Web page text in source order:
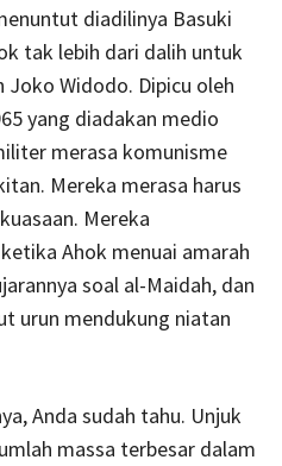
diadilinya Basuki
tak lebih dari dalih untuk
Widodo. Dipicu oleh
yang diadakan medio
merasa komunisme
Mereka merasa harus
Mereka
Ahok menuai amarah
soal al-Maidah, dan
urun mendukung niatan
Anda sudah tahu. Unjuk
massa terbesar dalam